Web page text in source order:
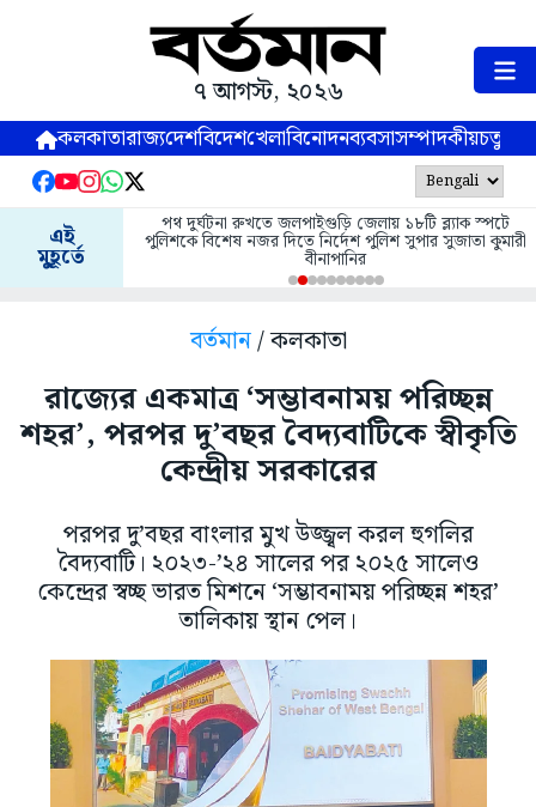
৭ আগস্ট, ২০২৬
কলকাতারাজ্যদেশবিদেশখেলাবিনোদনব্যবসাসম্পাদকীয়
এই
মুহূর্তে
পথ দুর্ঘটনা রুখতে জলপাইগুড়ি জেলায় ১৮টি ব্ল্যাক স্পটে
পুলিশকে বিশেষ নজর দিতে নির্দেশ পুলিশ সুপার সুজাতা কুমারী
বীনাপানির
বর্তমান/ কলকাতা
রাজ্যের একমাত্র ‘সম্ভাবনাময় পরিচ্ছন্ন
শহর’, পরপর দু’বছর বৈদ্যবাটিকে স্বীকৃতি
কেন্দ্রীয় সরকারের
পরপর দু’বছর বাংলার মুখ উজ্জ্বল করল হুগলির
বৈদ্যবাটি। ২০২৩-’২৪ সালের পর ২০২৫ সালেও
কেন্দ্রের স্বচ্ছ ভারত মিশনে ‘সম্ভাবনাময় পরিচ্ছন্ন শহর’
তালিকায় স্থান পেল।